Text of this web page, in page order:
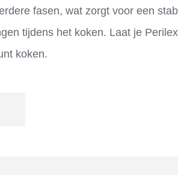
fasen, wat zorgt voor een
tijdens het koken. Laat je
koken.